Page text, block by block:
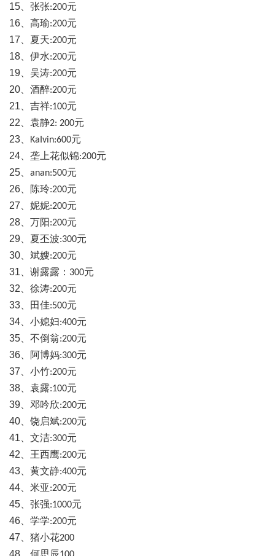
15 、张张:200元
16 、高瑜:200元
17 、夏天:200元
18 、伊水:200元
19 、吴涛:200元
20 、酒醉:200元
21 、吉祥:100元
22 、袁静2: 200元
23
KaIvin:600元
24 、垄上花似锦:200元
25
anan:500元
26 、陈玲:200元
27 、妮妮:200元
28 、万阳 :200元
29 、夏丕波:300元
30 、斌嫂:200元
31 、谢露露： 300元
32 、徐涛:200元
33 、田佳:500元
34 、小媳妇:400元
35 、不倒翁:200元
36 、阿博妈:300元
37 、小竹:200元
38 、袁露:100元
39 、邓吟欣:200元
40 、饶启斌:200元
41 、文洁:300元
42 、王西鹰:200元
43 、黄文静:400元
44 、米亚:200元
45 、张强:1000元
46 、学学:200元
47 、猪小花200
48 、何思辰